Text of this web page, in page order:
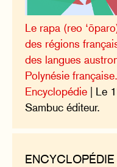
Le rapa (reo
des régions
des langues
Polynésie française.
Encyclopédie | Le
Sambuc éditeur.
ENCYCLOPÉDIE